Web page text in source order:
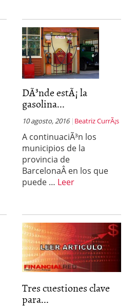
DÃ³nde estÃ¡ la
gasolina...
10 agosto, 2016 Beatriz CurrÃ¡s
A continuaciÃ³n los
municipios de la
provincia de
BarcelonaÂ en los que
puede … Leer
Tres cuestiones clave
para...